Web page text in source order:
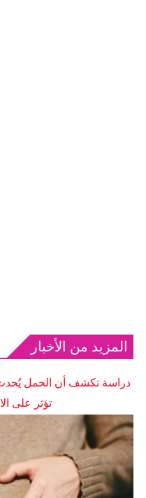
المزيد من الأخبار
دراسة تكشف أن الحمل
تؤثر على